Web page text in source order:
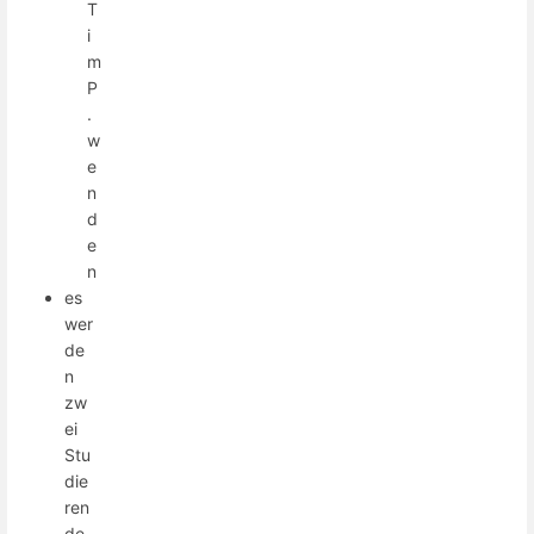
T
i
m
P
.
w
e
n
d
e
n
es
wer
de
n
zw
ei
Stu
die
ren